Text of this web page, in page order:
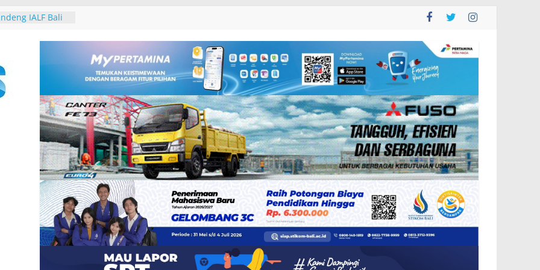
25, Demokrat
Tukik di Pantai
IALF Bali
Bahasa
Studi
Nokia dan
Zankore by
Kawasan Asia-
Session
Gubernur
John
Besakih dan
Burung dari